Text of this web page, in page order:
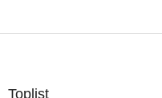
Toplist